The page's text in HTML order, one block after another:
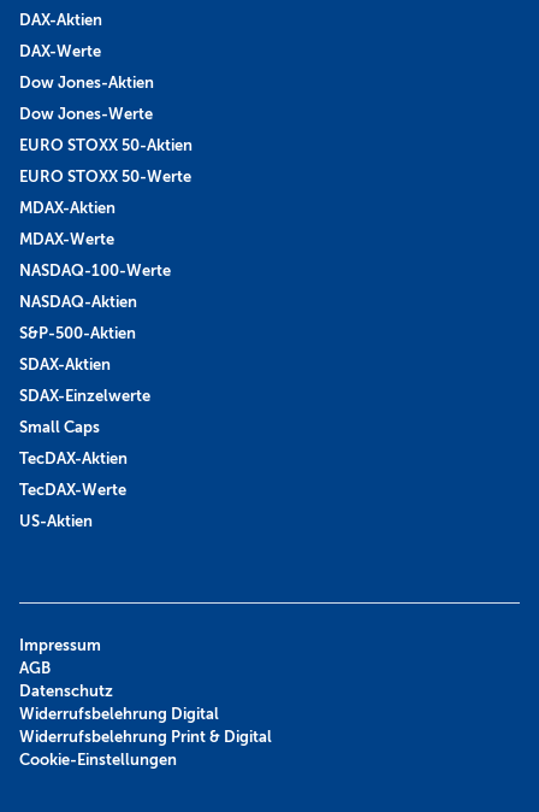
DAX-Aktien
DAX-Werte
Dow Jones-Aktien
Dow Jones-Werte
EURO STOXX 50-Aktien
EURO STOXX 50-Werte
MDAX-Aktien
MDAX-Werte
NASDAQ-100-Werte
NASDAQ-Aktien
S&P-500-Aktien
SDAX-Aktien
SDAX-Einzelwerte
Small Caps
TecDAX-Aktien
TecDAX-Werte
US-Aktien
Impressum
AGB
Datenschutz
Widerrufsbelehrung Digital
Widerrufsbelehrung Print & Digital
Cookie-Einstellungen